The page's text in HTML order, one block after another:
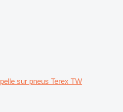
pelle sur pneus Terex TW